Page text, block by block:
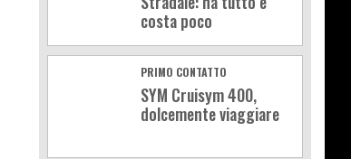
costa poco
PRIMO CONTATTO
SYM Cruisym 400,
dolcemente viaggiare